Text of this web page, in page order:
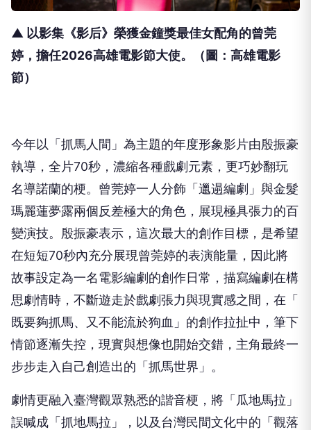
▲ 以影集《影后》 榮獲金鐘獎最佳女配角的曾莞
婷，擔任2026高雄電影節大使。（圖：高雄電影
節）
今年以「抓馬人間」為主題的年度形象影片由殷振豪
執導， 全片70秒，濃縮各種戲劇元素，更巧妙翻玩
名導諾蘭的梗。 曾莞婷一人分飾「邋遢編劇」 與金髮
瑪麗蓮夢露兩個反差極大的角色，展現極具張力的百
變演技。 殷振豪表示，這次最大的創作目標， 是希望
在短短70秒內充分展現曾莞婷的表演能量， 因此將
故事設定為一名電影編劇的創作日常， 描寫編劇在構
思劇情時，不斷遊走於戲劇張力與現實感之間，在「
既要夠抓馬、又不能流於狗血」的創作拉扯中，筆下
情節逐漸失控， 現實與想像也開始交錯，主角最終一
步步走入自己創造出的「抓馬世界」。
劇情更融入臺灣觀眾熟悉的諧音梗，將「瓜地馬拉」
誤喊成「抓地馬拉」，以及台灣民間文化中的「觀落